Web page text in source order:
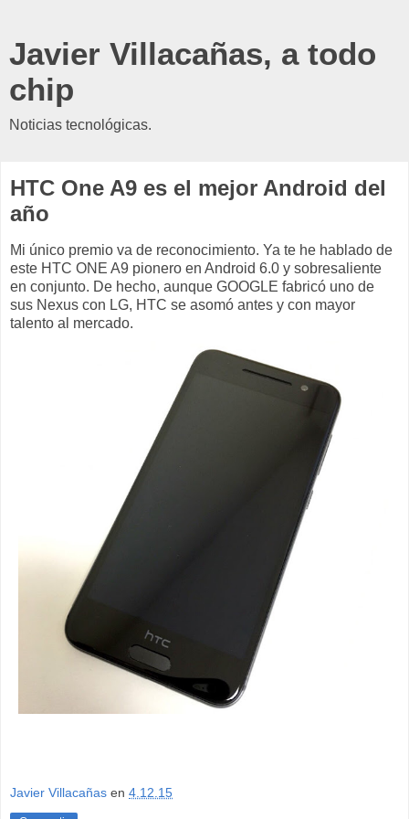
Javier Villacañas, a todo
chip
Noticias tecnológicas.
HTC One A9 es el mejor Android del
año
Mi único premio va de reconocimiento. Ya te he hablado de
este HTC ONE A9 pionero en Android 6.0 y sobresaliente
en conjunto. De hecho, aunque GOOGLE fabricó uno de
sus Nexus con LG, HTC se asomó antes y con mayor
talento al mercado.
Javier Villacañas en 4.12.15